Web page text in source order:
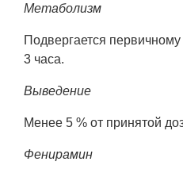
Метаболизм
Подвергается
3 часа.
Выведение
Менее 5 % от принятой
Фенирамин